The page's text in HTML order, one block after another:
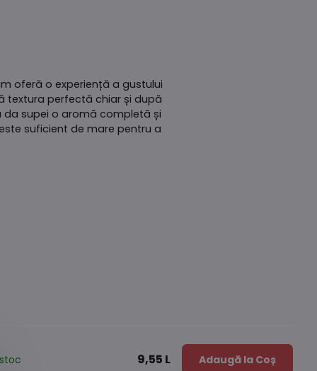
oferă o experiență a gustului
textura perfectă chiar și după
da supei o aromă completă și
suficient de mare pentru a
9,55 L Adaugă la Coș